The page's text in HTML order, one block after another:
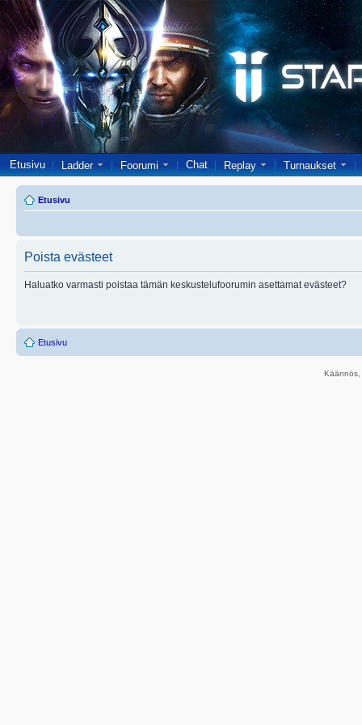
Etusivu Ladder Foorumi Chat Replay Turnaukset
Etusivu
Poista evästeet
Haluatko varmasti poistaa tämän keskustelufoorumin asettamat evästeet?
Etusivu